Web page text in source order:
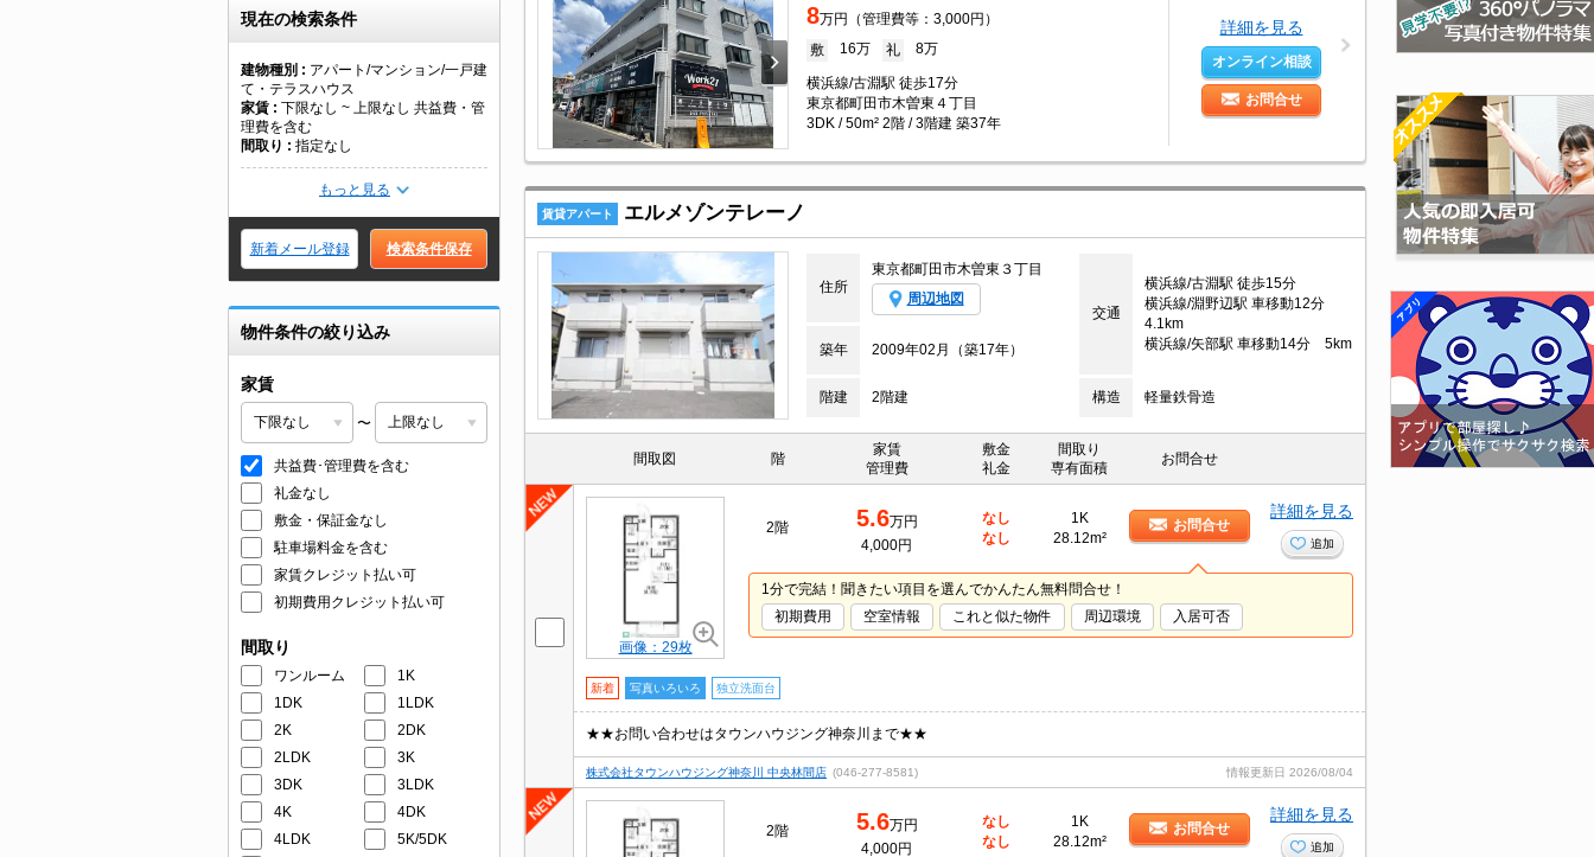
現在の検索条件
建物種別
アパート/マンション/一戸建
て・テラスハウス
家賃
下限なし ~ 上限なし 共益費・管
理費を含む
間取り
指定なし
もっと見る
新着メール登録 検索条件保存
物件条件の絞り込み
家賃
〜
共益費･管理費を含む
礼金なし
敷金・保証金なし
駐車場料金を含む
家賃クレジット払い可
初期費用クレジット払い可
間取り
ワンルーム
1K
1DK
1LDK
2K
2DK
2LDK
3K
3DK
3LDK
4K
4DK
4LDK
5K/5DK
8万円（管理費等：3,000円）
敷 16万 礼 8万
横浜線/古淵駅 徒歩17分
東京都町田市木曽東４丁目
3DK / 50m² 2階 / 3階建 築37年
詳細を見る
オンライン相談
お問合せ
賃貸アパート エルメゾンテレーノ
住所
東京都町田市木曽東３丁目
周辺地図
交通
横浜線/古淵駅 徒歩15分
横浜線/淵野辺駅 車移動12分
4.1km
横浜線/矢部駅 車移動14分 5km
築年 2009年02月（築17年）
階建 2階建 構造 軽量鉄骨造
間取図 階
家賃
管理費
敷金
礼金
間取り
専有面積
お問合せ
画像：29枚
2階 5.6万円
4,000円
なし
なし
1K
28.12m²
お問合せ
詳細を見る
追加
1分で完結！聞きたい項目を選んでかんたん無料問合せ！
初期費用
空室情報 これと似た物件 周辺環境 入居可否
新着 写真いろいろ 独立洗面台
★★お問い合わせはタウンハウジング神奈川まで★★
株式会社タウンハウジング神奈川 中央林間店 (046-277-8581) 情報更新日 2026/08/04
2階 5.6万円
4,000円
なし
なし
1K
28.12m²
お問合せ
詳細を見る
追加